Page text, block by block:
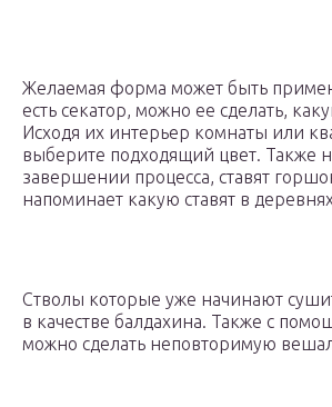
Желаемая форма может быть
есть секатор, можно ее сделать,
Исходя их интерьер комнаты или
выберите подходящий цвет. Также
завершении процесса, ставят
напоминает какую ставят в
Стволы которые уже начинают
в качестве балдахина. Также с
можно сделать неповторимую